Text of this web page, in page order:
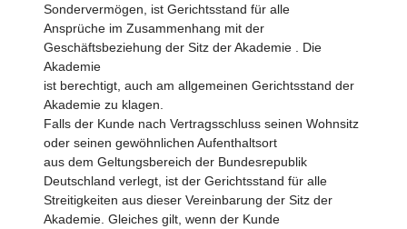
Sondervermögen, ist Gerichtsstand für alle
Ansprüche im Zusammenhang mit der
Geschäftsbeziehung der Sitz der Akademie . Die
Akademie
ist berechtigt, auch am allgemeinen Gerichtsstand der
Akademie zu klagen.
Falls der Kunde nach Vertragsschluss seinen Wohnsitz
oder seinen gewöhnlichen Aufenthaltsort
aus dem Geltungsbereich der Bundesrepublik
Deutschland verlegt, ist der Gerichtsstand für alle
Streitigkeiten aus dieser Vereinbarung der Sitz der
Akademie. Gleiches gilt, wenn der Kunde